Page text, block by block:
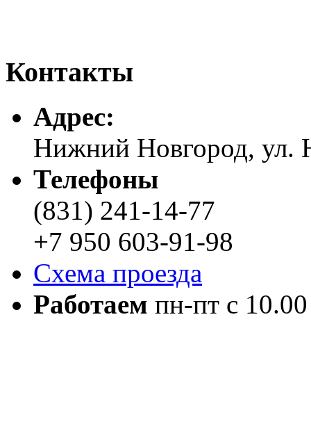
Контакты
Адреc:
Нижний Новгород, ул.
Телефоны
(831) 241-14-77
+7 950 603-91-98
Схема проезда
Работаем пн-пт с